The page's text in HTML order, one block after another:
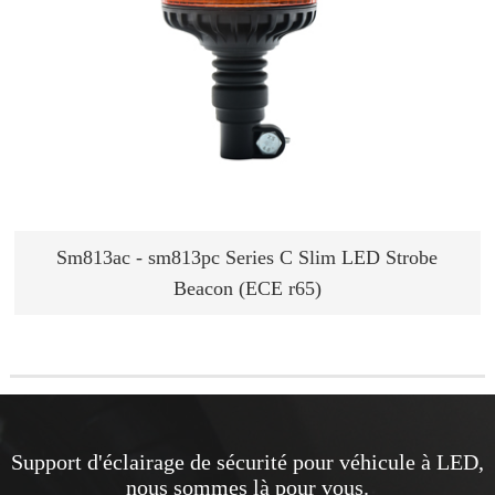
Sm813ac - sm813pc Series C Slim LED Strobe
Beacon (ECE r65)
Support d'éclairage de sécurité pour véhicule à LED,
nous sommes là pour vous.